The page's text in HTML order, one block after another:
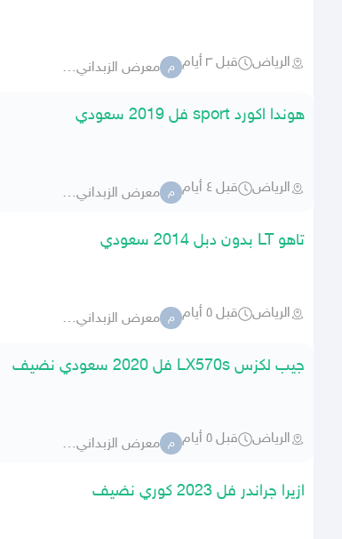
الرياض قبل ٣ أيام م معرض الزبداني للسيارات 283
هوندا اكورد sport فل 2019 سعودي
الرياض قبل ٤ أيام م معرض الزبداني للسيارات 283
تاهو LT بدون دبل 2014 سعودي
الرياض قبل ٥ أيام م معرض الزبداني للسيارات 283
جيب لكزس LX570s فل 2020 سعودي نضيف
الرياض قبل ٥ أيام م معرض الزبداني للسيارات 283
ازيرا جراندر فل 2023 كوري نضيف